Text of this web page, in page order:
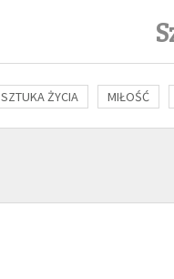
SZTUKA ŻYCIA MIŁOŚĆ
FILOZOFIA KULTURA